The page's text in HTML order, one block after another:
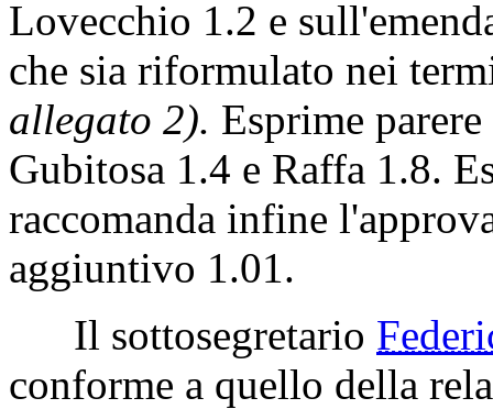
Lovecchio 1.2 e
che sia riformulato nei
allegato 2). Esprime
Gubitosa 1.4 e Raffa 1.8.
raccomanda infine
aggiuntivo 1.01.
Il sottosegretario
conforme a quello della